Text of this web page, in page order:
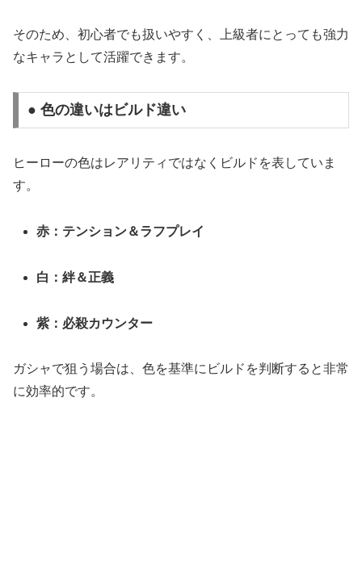
そのため、初心者でも扱いやすく、上級者にとっても強力
なキャラとして活躍できます。
● 色の違いはビルド違い
ヒーローの色はレアリティではなくビルドを表していま
す。
赤：テンション＆ラフプレイ
白：絆＆正義
紫：必殺カウンター
ガシャで狙う場合は、色を基準にビルドを判断すると非常
に効率的です。